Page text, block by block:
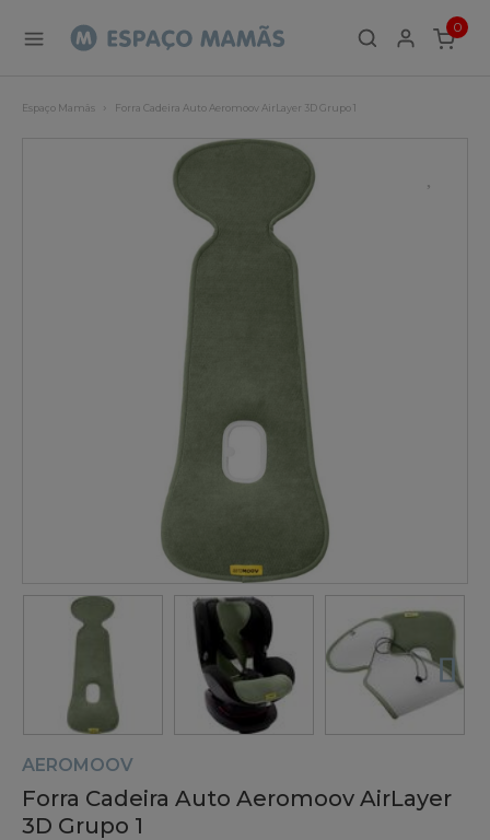
0
ITEMS
Espaço Mamãs Forra Cadeira Auto Aeromoov AirLayer 3D Grupo 1
AEROMOOV
Forra Cadeira Auto Aeromoov AirLayer
3D Grupo 1